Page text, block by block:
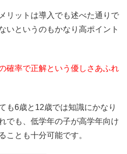
リットは導入でも述べた通りで
いというのもかなり高ポイント
確率で正解という優しさあふれ
も6歳と12歳では知識にかなり
でも、低学年の子が高学年向け
ことも十分可能です。